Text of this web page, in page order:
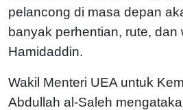
pelancong di masa depan
banyak perhentian, rute, dan
Hamidaddin.
Wakil Menteri UEA untuk
Abdullah al-Saleh